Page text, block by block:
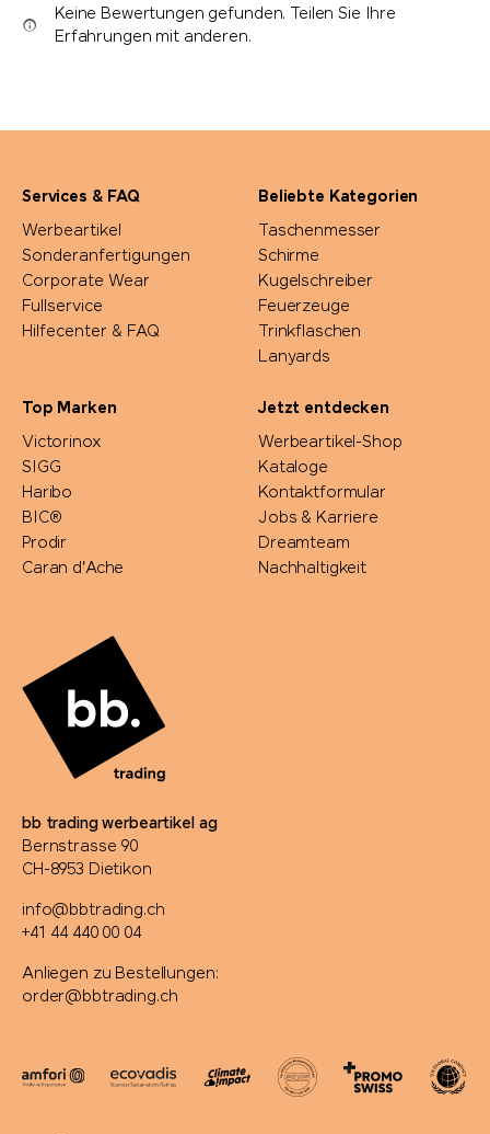
Keine Bewertungen gefunden. Teilen Sie Ihre
Erfahrungen mit anderen.
Services & FAQ
Werbeartikel
Sonderanfertigungen
Corporate Wear
Fullservice
Hilfecenter & FAQ
Beliebte Kategorien
Taschenmesser
Schirme
Kugelschreiber
Feuerzeuge
Trinkflaschen
Lanyards
Top Marken
Victorinox
SIGG
Haribo
BIC®
Prodir
Caran d'Ache
Jetzt entdecken
Werbeartikel-Shop
Kataloge
Kontaktformular
Jobs & Karriere
Dreamteam
Nachhaltigkeit
bb trading werbeartikel ag
Bernstrasse 90
CH-8953 Dietikon
info@bbtrading.ch
+41 44 440 00 04
Anliegen zu Bestellungen:
order@bbtrading.ch